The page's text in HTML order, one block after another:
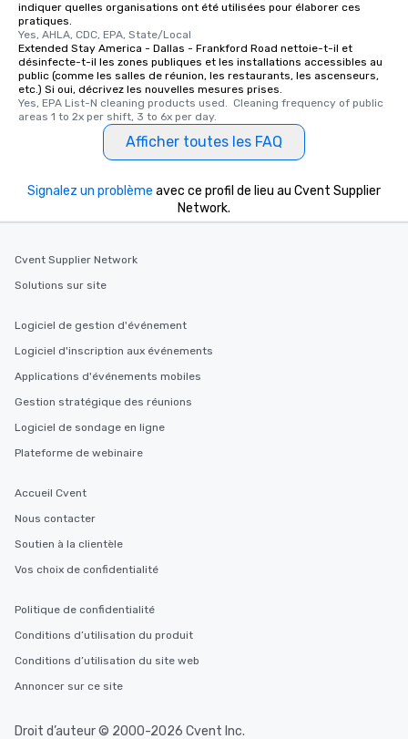
indiquer quelles organisations ont été utilisées pour élaborer ces
pratiques.
Yes, AHLA, CDC, EPA, State/Local
Extended Stay America - Dallas - Frankford Road nettoie-t-il et
désinfecte-t-il les zones publiques et les installations accessibles au
public (comme les salles de réunion, les restaurants, les ascenseurs,
etc.) Si oui, décrivez les nouvelles mesures prises.
Yes, EPA List-N cleaning products used.  Cleaning frequency of public
areas 1 to 2x per shift, 3 to 6x per day.
Afficher toutes les FAQ
Signalez un problème avec ce profil de lieu au Cvent Supplier
Network.
Cvent Supplier Network
Solutions sur site
Logiciel de gestion d'événement
Logiciel d'inscription aux événements
Applications d'événements mobiles
Gestion stratégique des réunions
Logiciel de sondage en ligne
Plateforme de webinaire
Accueil Cvent
Nous contacter
Soutien à la clientèle
Vos choix de confidentialité
Politique de confidentialité
Conditions d’utilisation du produit
Conditions d’utilisation du site web
Annoncer sur ce site
Droit d’auteur © 2000-2026 Cvent Inc.